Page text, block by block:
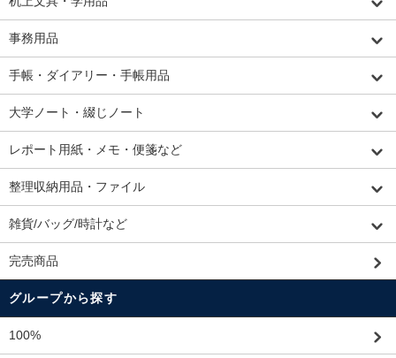
事務用品
手帳・ダイアリー・手帳用品
大学ノート・綴じノート
レポート用紙・メモ・便箋など
整理収納用品・ファイル
雑貨/バッグ/時計など
完売商品
グループから探す
100%